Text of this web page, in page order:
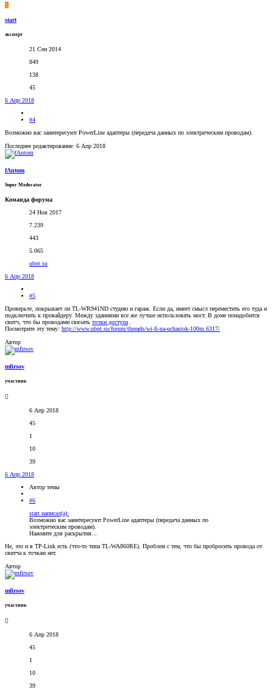
S
start
эксперт
21 Сен 2014
849
138
45
6 Апр 2018
#4
Возможно вас заинтересуют PowerLine адаптеры (передача данных по электрическим проводам).
Последнее редактирование: 6 Апр 2018
fAntom
Super Moderator
Команда форума
24 Ноя 2017
7.239
443
5.065
ubnt.su
6 Апр 2018
#5
Проверьте, покрывает ли TL-WR941ND студию и гараж. Если да, имеет смысл переместить его туда и
подключить к провайдеру. Между зданиями все же лучше использовать мост. В доме понадобится
свитч, что бы проводами связать точки доступа
Посмотрите эту тему: http://www.ubnt.su/forum/threads/wi-fi-na-uchastok-100m.6317/
Автор
mfirsov
участник
6 Апр 2018
45
1
10
39
6 Апр 2018
Автор темы
#6
start написал(а):
Возможно вас заинтересуют PowerLine адаптеры (передача данных по
электрическим проводам).
Нажмите для раскрытия...
Не, это и в TP-Link есть (что-то типа TL-WA860RE). Проблем с тем, что бы пробросить провода от
свитча к точкам нет.
Автор
mfirsov
участник
6 Апр 2018
45
1
10
39